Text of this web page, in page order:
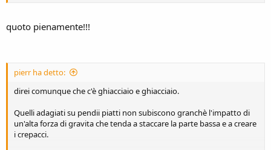
quoto pienamente!!!
pierr ha detto:
direi comunque che c'è ghiacciaio e ghiacciaio.
Quelli adagiati su pendii piatti non subiscono granchè l'impatto di
un'alta forza di gravita che tenda a staccare la parte bassa e a creare
i crepacci.